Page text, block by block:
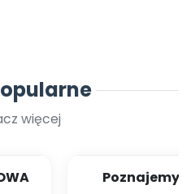
więcej
Poznajemy